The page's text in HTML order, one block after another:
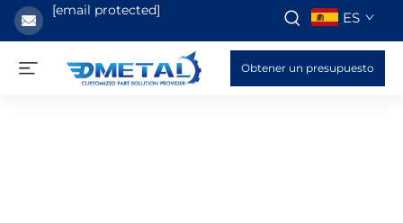
[email protected] ES
Obtener un presupuesto